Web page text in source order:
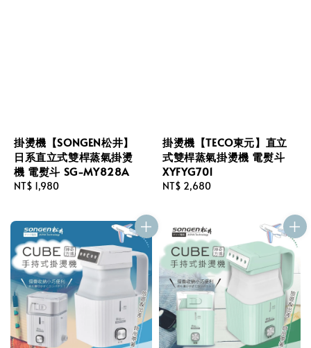
掛燙機【SONGEN松井】
日系直立式雙桿蒸氣掛燙
機 電熨斗 SG-MY828A
Regular
NT$ 1,980
掛燙機【TECO東元】直立
式雙桿蒸氣掛燙機 電熨斗
XYFYG701
Regular
NT$ 2,680